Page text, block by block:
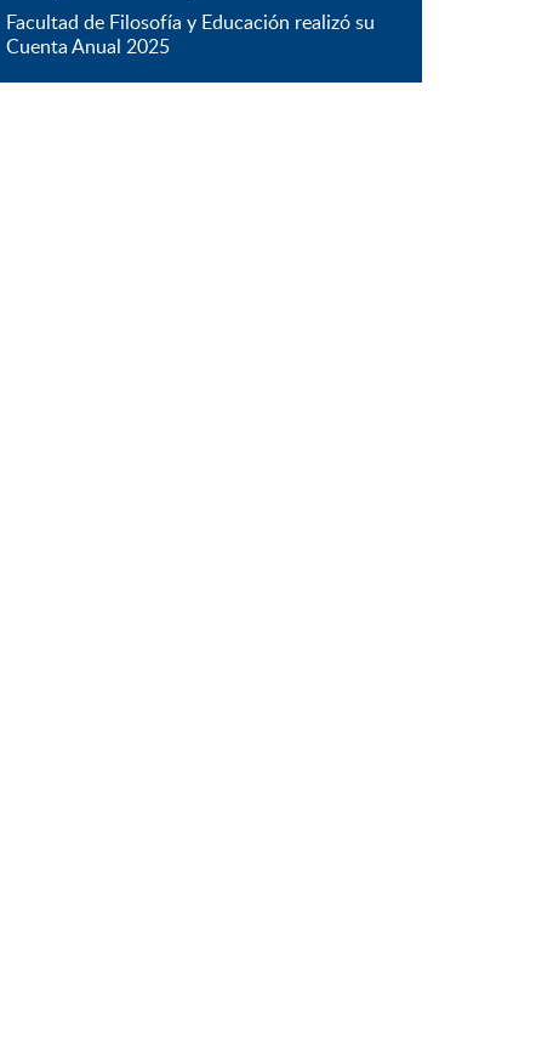
Facultad de Filosofía y Educación realizó su
Cuenta Anual 2025